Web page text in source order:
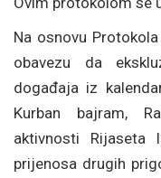
Na osnovu
obavezu da
događaja iz
Kurban bajram,
aktivnosti
prijenosa drugih